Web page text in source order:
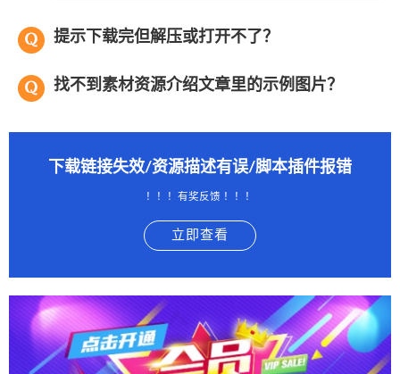
提示下载完但解压或打开不了？
找不到素材资源介绍文章里的示例图片？
下载链接失效/资源描述有误/脚本插件报错
！！！有奖反馈 ！！！
立即查看